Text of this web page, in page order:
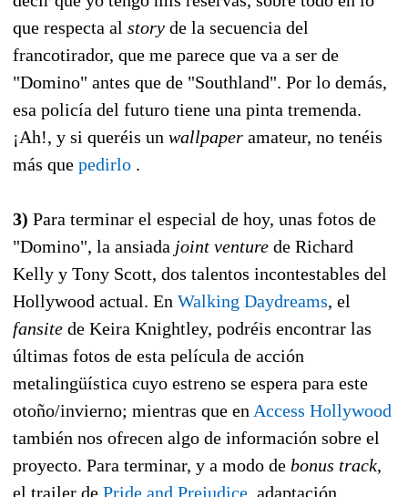
que respecta al story de la secuencia del
francotirador, que me parece que va a ser de
"Domino" antes que de "Southland". Por lo demás,
esa policía del futuro tiene una pinta tremenda.
¡Ah!, y si queréis un wallpaper amateur, no tenéis
más que pedirlo .
3) Para terminar el especial de hoy, unas fotos de
"Domino", la ansiada joint venture de Richard
Kelly y Tony Scott, dos talentos incontestables del
Hollywood actual. En Walking Daydreams, el
fansite de Keira Knightley, podréis encontrar las
últimas fotos de esta película de acción
metalingüística cuyo estreno se espera para este
otoño/invierno; mientras que en Access Hollywood
también nos ofrecen algo de información sobre el
proyecto. Para terminar, y a modo de bonus track,
el trailer de Pride and Prejudice, adaptación